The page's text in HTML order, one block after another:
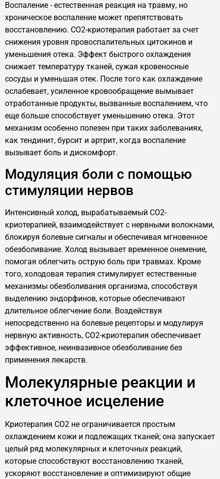
Воспаление - естественная реакция на травму, но
хроническое воспаление может препятствовать
восстановлению. CO2-криотерапия работает за счет
снижения уровня провоспалительных цитокинов и
уменьшения отека. Эффект быстрого охлаждения
снижает температуру тканей, сужая кровеносные
сосуды и уменьшая отек. После того как охлаждение
ослабевает, усиленное кровообращение вымывает
отработанные продукты, вызванные воспалением, что
еще больше способствует уменьшению отека. Этот
механизм особенно полезен при таких заболеваниях,
как тендинит, бурсит и артрит, когда воспаление
вызывает боль и дискомфорт.
Модуляция боли с помощью
стимуляции нервов
Интенсивный холод, вырабатываемый CO2-
криотерапией, взаимодействует с нервными волокнами,
блокируя болевые сигналы и обеспечивая мгновенное
обезболивание. Холод вызывает временное онемение,
помогая облегчить острую боль при травмах. Кроме
того, холодовая терапия стимулирует естественные
механизмы обезболивания организма, способствуя
выделению эндорфинов, которые обеспечивают
длительное облегчение боли. Воздействуя
непосредственно на болевые рецепторы и модулируя
нервную активность, CO2-криотерапия обеспечивает
эффективное, неинвазивное обезболивание без
применения лекарств.
Молекулярные реакции и
клеточное исцеление
Криотерапия CO2 не ограничивается простым
охлаждением кожи и подлежащих тканей; она запускает
целый ряд молекулярных и клеточных реакций,
которые способствуют восстановлению тканей,
ускоряют восстановление и оптимизируют общие